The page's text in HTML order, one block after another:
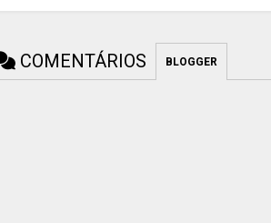
COMENTÁRIOS BLOGGER